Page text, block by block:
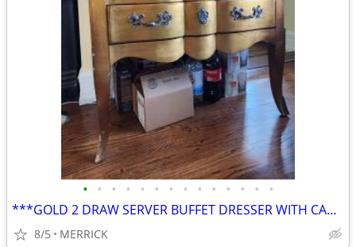
• • • • • • • • • • • • • •
***GOLD 2 DRAW SERVER BUFFET DRESSER WITH CANDLE HOLDERS AND ROSE VASE
8/5 MERRICK